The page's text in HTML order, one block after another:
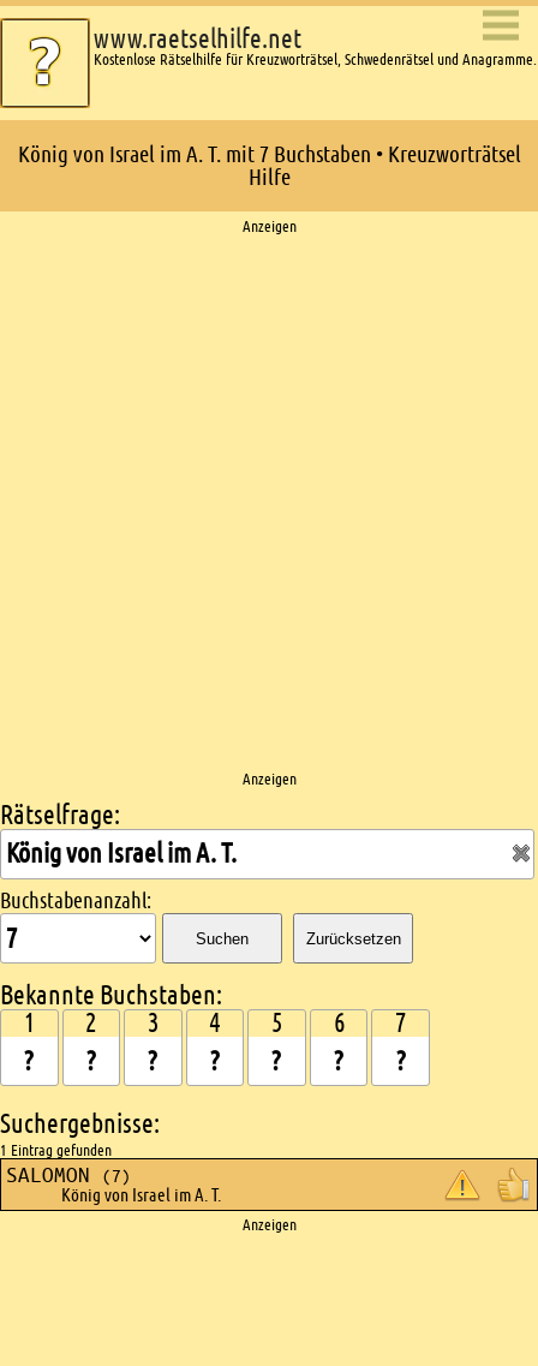
www.raetselhilfe.net
Kostenlose Rätselhilfe für Kreuzworträtsel, Schwedenrätsel und Anagramme.
König von Israel im A. T. mit 7 Buchstaben • Kreuzworträtsel
Hilfe
Anzeigen
Anzeigen
Kreuzworträtsel suchen
Rätselfrage:
Buchstabenanzahl:
Suchen Zurücksetzen
Bekannte Buchstaben:
1 2 3 4 5 6 7
Suchergebnisse:
1 Eintrag gefunden
SALOMON (7)
König von Israel im A. T.
Anzeigen